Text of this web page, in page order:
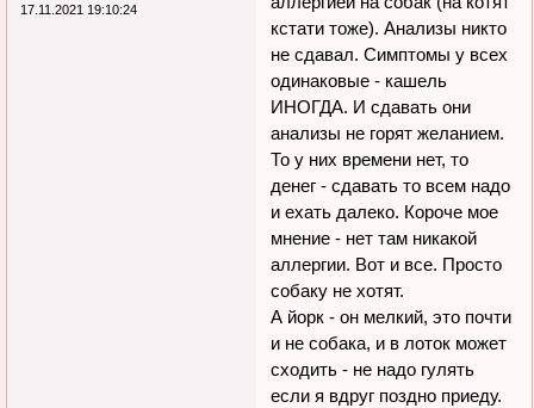
17.11.2021 19:10:24
кстати тоже). Анализы никто
не сдавал. Симптомы у всех
одинаковые - кашель
ИНОГДА. И сдавать они
анализы не горят желанием.
То у них времени нет, то
денег - сдавать то всем надо
и ехать далеко. Короче мое
мнение - нет там никакой
аллергии. Вот и все. Просто
собаку не хотят.
А йорк - он мелкий, это почти
и не собака, и в лоток может
сходить - не надо гулять
если я вдруг поздно приеду.